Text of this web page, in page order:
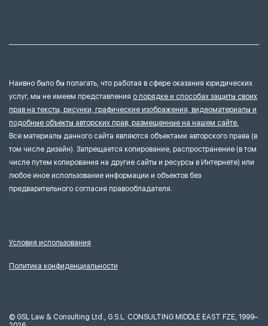
Наивно было бы полагать, что работая в сфере оказания юридических
услуг, мы не имеем представления о порядке и способах защиты своих
прав на тексты, рисунки, графические изображения, видеоматериалы и
подобные объекты авторских прав, размещенные на нашем сайте.
Все материалы данного сайта являются объектами авторского права (в
том числе дизайн). Запрещается копирование, распространение (в том
числе путем копирования на другие сайты и ресурсы в Интернете) или
любое иное использование информации и объектов без
предварительного согласия правообладателя.
Условия использования
Политика конфиденциальности
© GSL Law & Consulting Ltd., G.S.L. CONSULTING MIDDLE EAST FZE, 1999–